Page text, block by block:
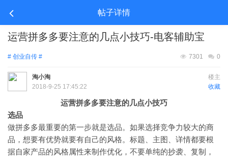
帖子详情
运营拼多多要注意的几点小技巧-电客辅助宝
# 创业自传 # 0
7301
楼主
淘小淘
收藏
2018-9-25 17:45:22
运营拼多多要注意的几点小技巧
选品
做拼多多最重要的第一步就是选品。如果选择竞争力较大的商
品，想要有优势就要有自己的风格。标题、主图、详情都要根
据自家产品的风格属性来制作优化，不要单纯的抄袭、复制，